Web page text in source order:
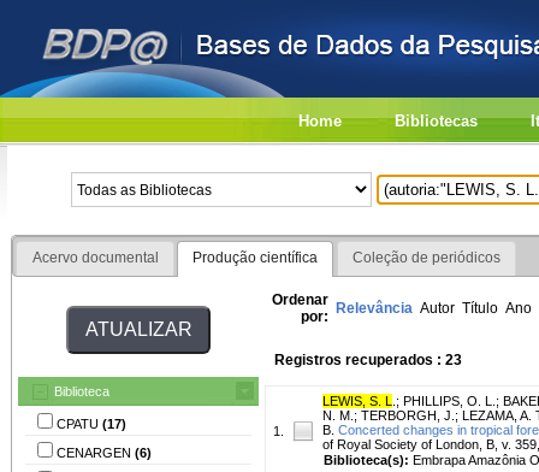
Home Bibliotecas
Acervo documental Produção científica Coleção de periódicos
Biblioteca
CPATU (17)
CENARGEN (6)
Ordenar
por: Relevância Autor Título Ano
Registros recuperados : 23
1.
LEWIS, S. L ; PHILLIPS, O. L. ;
N. M. ; TERBORGH, J. ; LEZAMA, A.
B. Concerted changes in tropical
of Royal Society of London, B, v.
Biblioteca(s): Embrapa Amazônia